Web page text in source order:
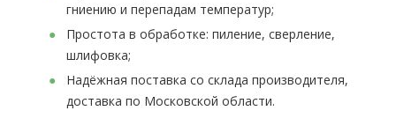
гниению и перепадам температур;
Простота в обработке: пиление, сверление,
шлифовка;
Надёжная поставка со склада производителя,
доставка по Московской области.